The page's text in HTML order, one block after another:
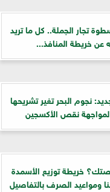
تجار الجملة.. كل ما تريد
عن خريطة المنافذ...
نجوم البحر تغير تشريحها
نقص الأكسجين
خريطة توزيع الأسمدة
ومواعيد الصرف بالتفاصيل